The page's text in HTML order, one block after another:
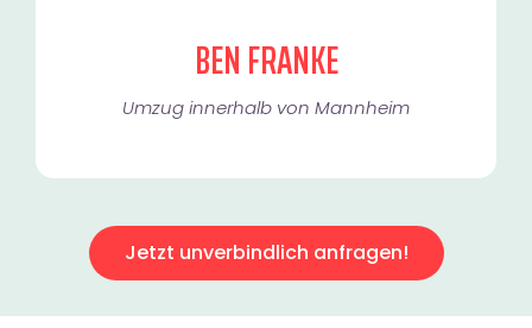
BEN FRANKE
Umzug innerhalb von Mannheim​
Jetzt unverbindlich anfragen!